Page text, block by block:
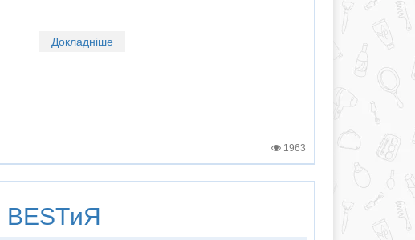
Докладніше
1963
BESTиЯ